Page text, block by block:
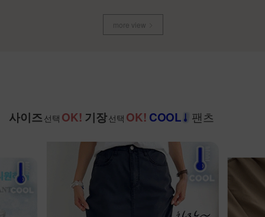
more view
사이즈 선택 OK! 기장선택 OK! COOL 팬츠